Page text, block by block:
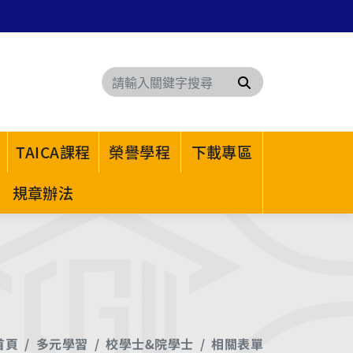
搜尋
TAICA課程 榮譽學程
下載專區
規章辦法
頁 多元學習 校學士&院學士 相關表單